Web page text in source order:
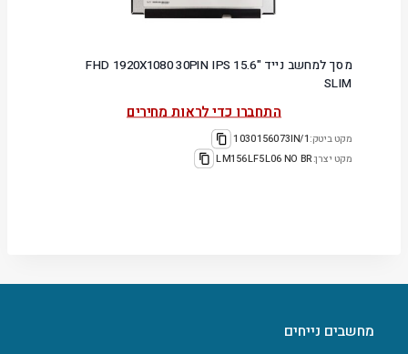
מסך למחשב נייד "15.6 FHD 1920X1080 30PIN IPS
SLIM
התחברו כדי לראות מחירים
מקט ביטק:1030156073IN/1
מקט יצרן:LM156LF5L06 NO BR
מחשבים נייחים